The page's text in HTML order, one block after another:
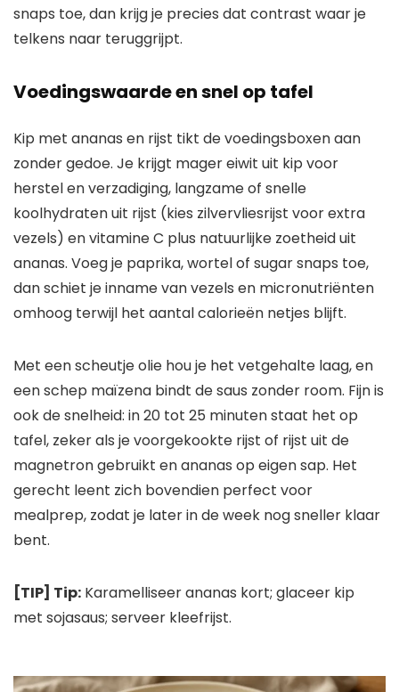
snaps toe, dan krijg je precies dat contrast waar je
telkens naar teruggrijpt.
Voedingswaarde en snel op tafel
Kip met ananas en rijst tikt de voedingsboxen aan
zonder gedoe. Je krijgt mager eiwit uit kip voor
herstel en verzadiging, langzame of snelle
koolhydraten uit rijst (kies zilvervliesrijst voor extra
vezels) en vitamine C plus natuurlijke zoetheid uit
ananas. Voeg je paprika, wortel of sugar snaps toe,
dan schiet je inname van vezels en micronutriënten
omhoog terwijl het aantal calorieën netjes blijft.
Met een scheutje olie hou je het vetgehalte laag, en
een schep maïzena bindt de saus zonder room. Fijn is
ook de snelheid: in 20 tot 25 minuten staat het op
tafel, zeker als je voorgekookte rijst of rijst uit de
magnetron gebruikt en ananas op eigen sap. Het
gerecht leent zich bovendien perfect voor
mealprep, zodat je later in de week nog sneller klaar
bent.
[TIP] Tip: Karamelliseer ananas kort; glaceer kip
met sojasaus; serveer kleefrijst.